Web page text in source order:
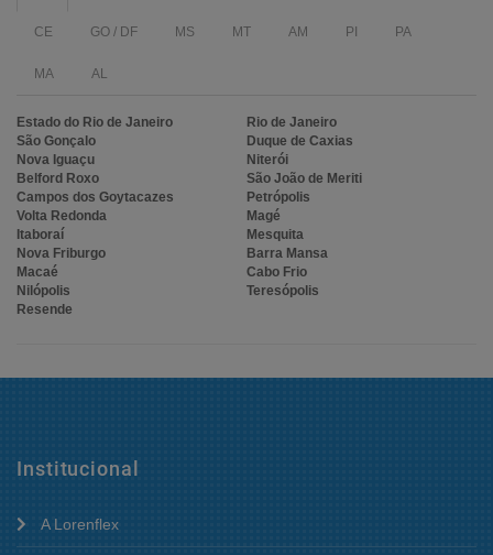
CE GO / DF MS MT AM PI PA
MA AL
Estado do Rio de Janeiro
Rio de Janeiro
São Gonçalo
Duque de Caxias
Nova Iguaçu
Niterói
Belford Roxo
São João de Meriti
Campos dos Goytacazes
Petrópolis
Volta Redonda
Magé
Itaboraí
Mesquita
Nova Friburgo
Barra Mansa
Macaé
Cabo Frio
Nilópolis
Teresópolis
Resende
Institucional
A Lorenflex